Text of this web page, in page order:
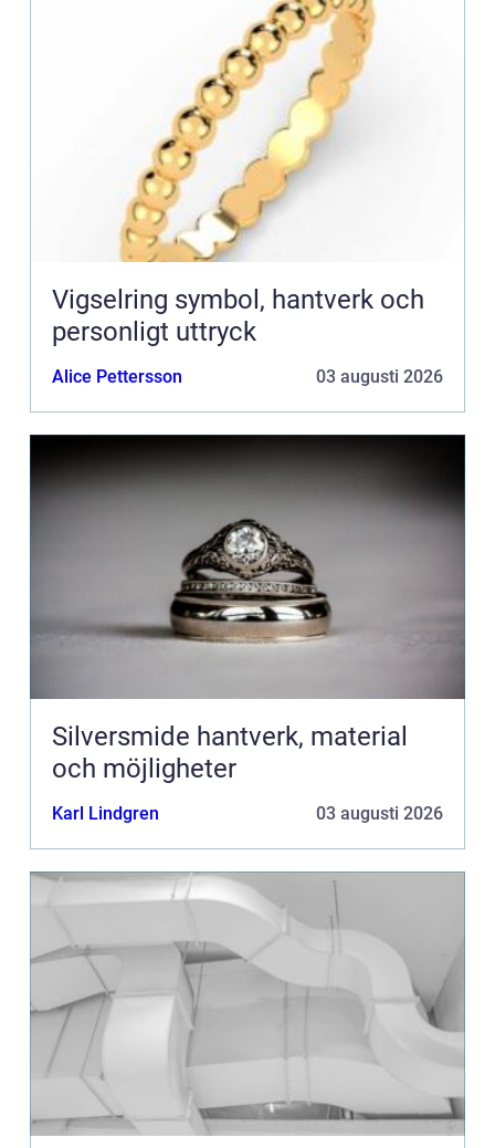
Vigselring symbol, hantverk och
personligt uttryck
Alice Pettersson 03 augusti 2026
Silversmide hantverk, material
och möjligheter
Karl Lindgren 03 augusti 2026